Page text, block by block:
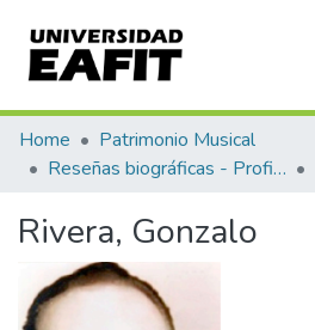
Communities & Collections
All of DSpace
Statistics
Home
Patrimonio Musical
Reseñas biográficas - Profiles
Rivera, Gonzalo